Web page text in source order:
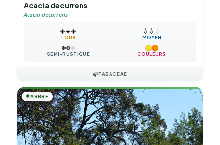
Acacia decurrens
Acacia decurrens
☀️☀️☀️
TOUS
💧 💧 💧
MOYEN
❄️❄️❄️
SEMI-RUSTIQUE COULEURS
🍃FABACEAE
🌳ARBRE